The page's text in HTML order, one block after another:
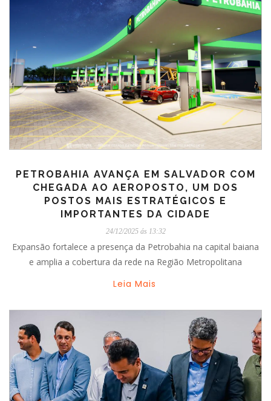
PETROBAHIA AVANÇA EM SALVADOR COM
CHEGADA AO AEROPOSTO, UM DOS
POSTOS MAIS ESTRATÉGICOS E
IMPORTANTES DA CIDADE
24/12/2025 ás 13:32
Expansão fortalece a presença da Petrobahia na capital baiana
e amplia a cobertura da rede na Região Metropolitana
Leia Mais